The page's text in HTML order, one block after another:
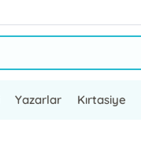
Yazarlar Kırtasiye